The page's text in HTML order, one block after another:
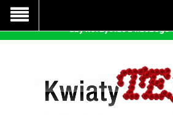
Nasza strona korzysta z cookies -
prawidłowego działania. Zaakceptuj
aby korzystać z naszego